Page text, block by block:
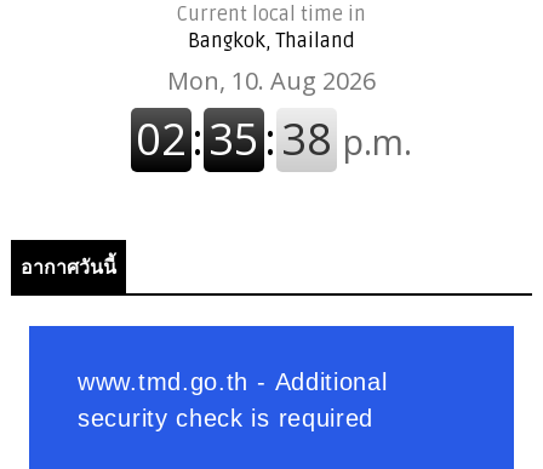
Current local time in
Bangkok, Thailand
อากาศวันนี้